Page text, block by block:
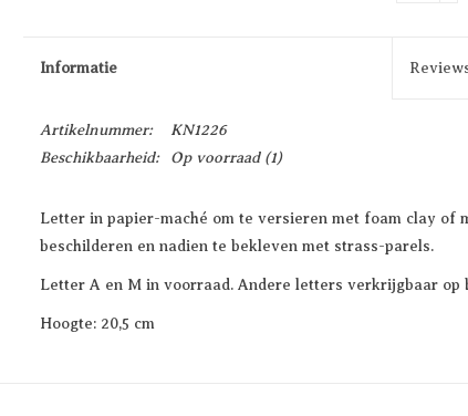
Informatie
Artikelnummer:
KN1226
Beschikbaarheid:
Op voorraad(1)
Letter in papier-maché om te versieren met foam clay of
beschilderen en nadien te bekleven met strass-parels.
Letter A en M in voorraad. Andere letters verkrijgbaar op
Hoogte: 20,5 cm